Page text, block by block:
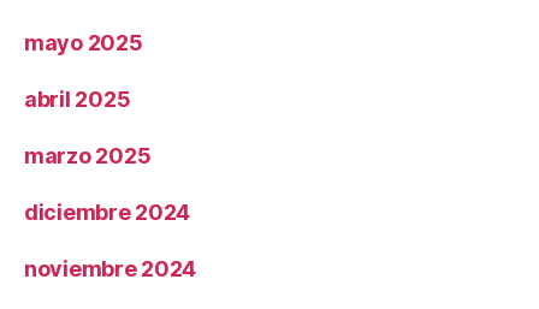
mayo 2025
abril 2025
marzo 2025
diciembre 2024
noviembre 2024